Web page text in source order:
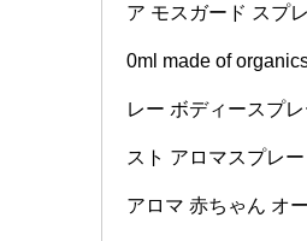
ア モスガード スプ
0ml made of
レー ボディースプレ
スト アロマスプレ
アロマ 赤ちゃん オ